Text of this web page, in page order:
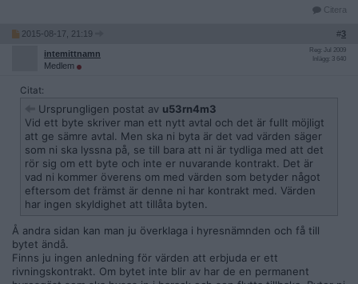
Citera
2015-08-17, 21:19 #3
intemittnamn
Medlem
Reg: Jul 2009
Inlägg: 3 640
Citat:
Ursprungligen postat av u53rn4m3
Vid ett byte skriver man ett nytt avtal och det är fullt möjligt
att ge sämre avtal. Men ska ni byta är det vad värden säger
som ni ska lyssna på, se till bara att ni är tydliga med att det
rör sig om ett byte och inte er nuvarande kontrakt. Det är
vad ni kommer överens om med värden som betyder något
eftersom det främst är denne ni har kontrakt med. Värden
har ingen skyldighet att tillåta byten.
Å andra sidan kan man ju överklaga i hyresnämnden och få till
bytet ändå.
Finns ju ingen anledning för värden att erbjuda er ett
rivningskontrakt. Om bytet inte blir av har de en permanent